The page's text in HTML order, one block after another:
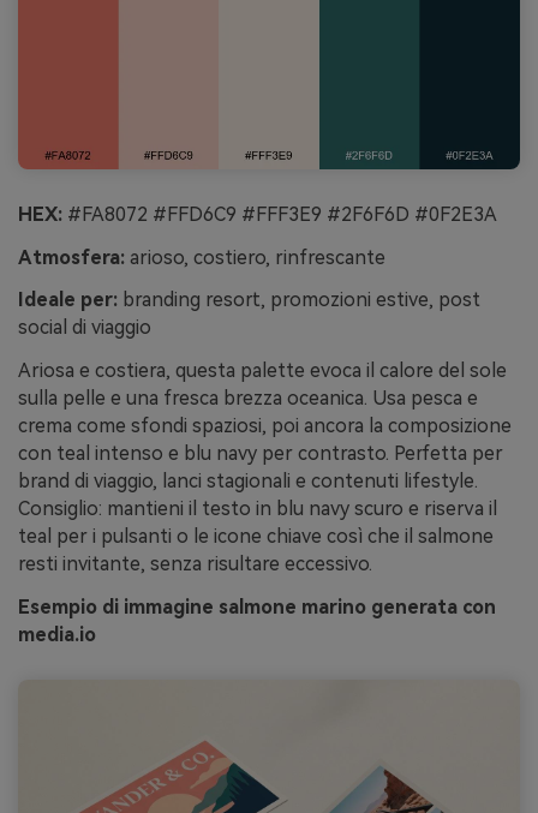
HEX: #FA8072 #FFD6C9 #FFF3E9 #2F6F6D #0F2E3A
Atmosfera: arioso, costiero, rinfrescante
Ideale per: branding resort, promozioni estive, post
social di viaggio
Ariosa e costiera, questa palette evoca il calore del sole
sulla pelle e una fresca brezza oceanica. Usa pesca e
crema come sfondi spaziosi, poi ancora la composizione
con teal intenso e blu navy per contrasto. Perfetta per
brand di viaggio, lanci stagionali e contenuti lifestyle.
Consiglio: mantieni il testo in blu navy scuro e riserva il
teal per i pulsanti o le icone chiave così che il salmone
resti invitante, senza risultare eccessivo.
Esempio di immagine salmone marino generata con
media.io